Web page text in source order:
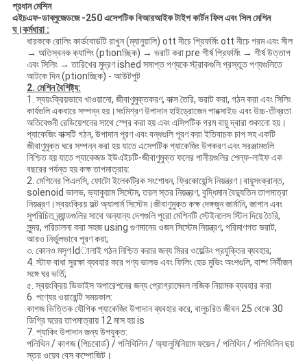
প্রধান মেশিন
এইচএফ-ডাব্লুজেডজে -250 এসেপটিকবিআরআইক টাইপ কার্টন ফিল এবং সিল মেশিন
ঘ।কর্মধারা :
ধারককে রোলিং কার্ডবোর্ডটি রাখুন (ম্যানুয়ালি) ott নীচে প্রিফর্মিং ott নীচে গরম এবং সীল
→ অতিস্বনক ক্যাপিং (ptionচ্ছিক) → ভরাট করা pre শীর্ষ প্রিফর্মিং → শীর্ষ উত্তাপ
এবং সিলিং → তারিখের মুদ্রণ ished সমাপ্ত পণ্যকে স্ট্রাকগুলি প্রস্তুত পণ্যগুলিতে
আটকে দিন (ptionচ্ছিক) - আউটপুট
2. মেশিন বৈশিষ্ট্য:
1. স্বয়ংক্রিয়ভাবে খাওয়ানো, জীবাণুমুক্তকরণ, বাক্স তৈরি, ভরাট করা, গঠন করা এবং সিলিং
কার্যগুলি একবারে সম্পন্ন হয়।সংমিশ্রণ উপাদান হাইড্রোজেন পারক্সাইড এবং উচ্চ-তীব্রতা
অতিবেগুনী রেডিয়েশনের সাথে স্প্রে করা হয় এবং এসিপটিক গরম বায়ু দ্বারা শুকানো হয়।
প্যাকেজিং বাক্সটি গঠন, উপাদান পূরণ এবং বন্ধগুলি পূরণ করা ইতিবাচক চাপ সহ একটি
জীবাণুমুক্ত ঘরে সম্পন্ন করা হয় যাতে এসেপটিক প্যাকেজিং উপকরণ এবং সরঞ্জামগুলি
নিশ্চিত হয় যাতে প্যাকেজড ইউএইচটি-জীবাণুমুক্ত ফলের পানীয়গুলির শেল্ফ-লাইফ এক
বছরের পর্যন্ত হয় কক্ষ তাপমাত্রায়:
2. মেশিনের পিএলসি, ফোটো ইলেকট্রিক সংশোধন, ফ্রিকোয়েন্সি নিয়ন্ত্রণ।বায়ুসংক্রান্ত,
solenoid ভালভ, ভ্যাকুয়াম সিস্টেম, তরল স্তর নিয়ন্ত্রণ, বুদ্ধিমান বৈদ্যুতিন তাপমাত্রা
নিয়ন্ত্রণ।স্বয়ংক্রিয় ফল্ট অ্যালার্ম সিস্টেম।জীবাণুমুক্ত কক্ষ দেঙ্গজুন জার্মানি, জাপান এবং
সুপরিচিত ব্র্যান্ডগুলির সাথে অন্যান্য দেশগুলি পুরো মেশিনটি স্টেইনলেস স্টিল দিয়ে তৈরি,
সুন্দর, পরিচালনা করা সহজ using গুণমানের ওজন সিস্টেম নিয়ন্ত্রণ, পরিমাণগত ভরাট,
আরও নির্ভুলভাবে পূরণ করা;
৩. কোনও মসৃণ ldালাই গঠন নিশ্চিত করার জন্য মিরর ওয়েল্ডিং প্রযুক্তির ব্যবহার;
4. স্টাফ বাধা সুরক্ষা ব্যবহার করে পণ্য ভালভ এবং ফিলিং হেড মুভিং অংশগুলি, বাষ্প নির্বীজন
সঙ্গে ঘর ভর্তি;
৫. স্বয়ংক্রিয় ডিভাইস অপারেশনের জন্য প্রোগ্রামেবল লজিক নিয়ামক ব্যবহার করা
6. পণ্যের ওয়ারেন্টি সময়কাল:
কাগজ ভিত্তিক যৌগিক প্যাকেজিং উপাদান ব্যবহার করে, বালুচরিত জীবন 25 থেকে 30
ডিগ্রি ঘরের তাপমাত্রায় 12 মাস হয় is
7. প্যাকিং উপাদান জন্য উপযুক্ত:
পলিথিন / কাগজ (পিচবোর্ড) / পলিথিলিন / অ্যালুমিনিয়াম ফয়েল / পলিথিন / পলিথিলিন ছয়
স্তর ওয়েব বেস কম্পোজিট।